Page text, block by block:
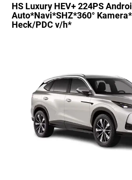
HS Luxury HEV+ 224PS
Auto*Navi*SHZ*360°
Heck/PDC v/h*